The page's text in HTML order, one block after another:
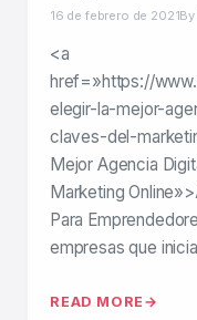
16 de febrero de 2021
<a
href=»https://
elegir-la-mejor-
claves-del-
Mejor Agencia
Marketing Online»>
Para
empresas que
READ MORE